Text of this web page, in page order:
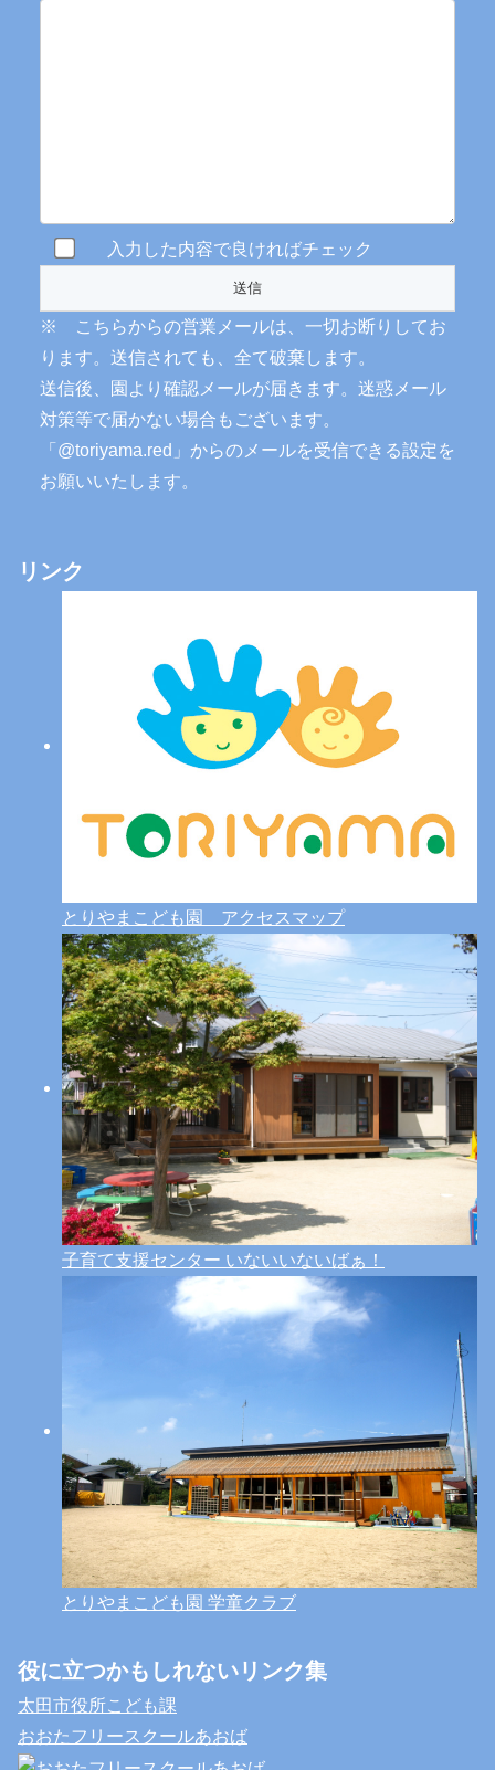
入力した内容で良ければチェック
※ こちらからの営業メールは、一切お断りしてお
ります。送信されても、全て破棄します。
送信後、園より確認メールが届きます。迷惑メール
対策等で届かない場合もございます。
「@toriyama.red」からのメールを受信できる設定を
お願いいたします。
リンク
とりやまこども園 アクセスマップ
子育て支援センター いないいないばぁ！
とりやまこども園 学童クラブ
役に立つかもしれないリンク集
太田市役所こども課
おおたフリースクールあおば